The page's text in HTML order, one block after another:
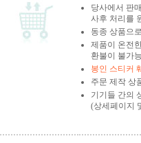
당사에서 판
사후 처리를
동종 상품으
제품이 온전
환불이 불가
봉인 스티커
주문 제작 상
기기들 간의
(상세페이지